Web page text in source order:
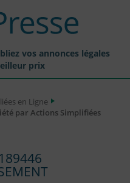
vos annonces légales
prix
Légales
en Ligne
par Actions Simplifiées